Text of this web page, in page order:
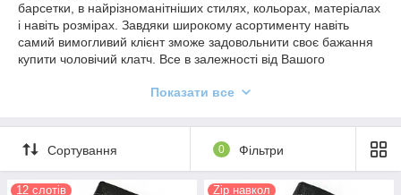
барсетки, в найрізноманітніших стилях, кольорах, матеріалах
і навіть розмірах. Завдяки широкому асортименту навіть
самий вимогливий клієнт зможе задовольнити своє бажання
купити чоловічий клатч. Все в залежності від Вашого
виглядати мега модно і стильно.
в чому відмінність між ними?
Чоловічий клатч – це аксесуар, який за розміром
трохи більше гаманця, але значно менше класичної
Показати все
Сортування 0 Фільтри
12 слотів Zip навкол